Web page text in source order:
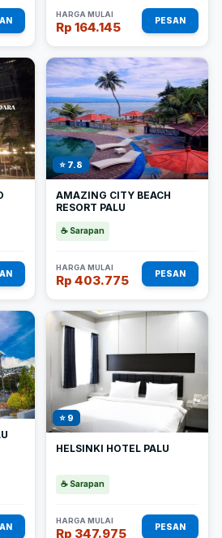
HARGA MULAI
Rp 164.145 PESAN
⭐ 7.8
AMAZING CITY BEACH
RESORT PALU
☕ Sarapan
HARGA MULAI
Rp 403.775 PESAN
⭐ 9
HELSINKI HOTEL PALU
☕ Sarapan
HARGA MULAI
Rp 347.975 PESAN